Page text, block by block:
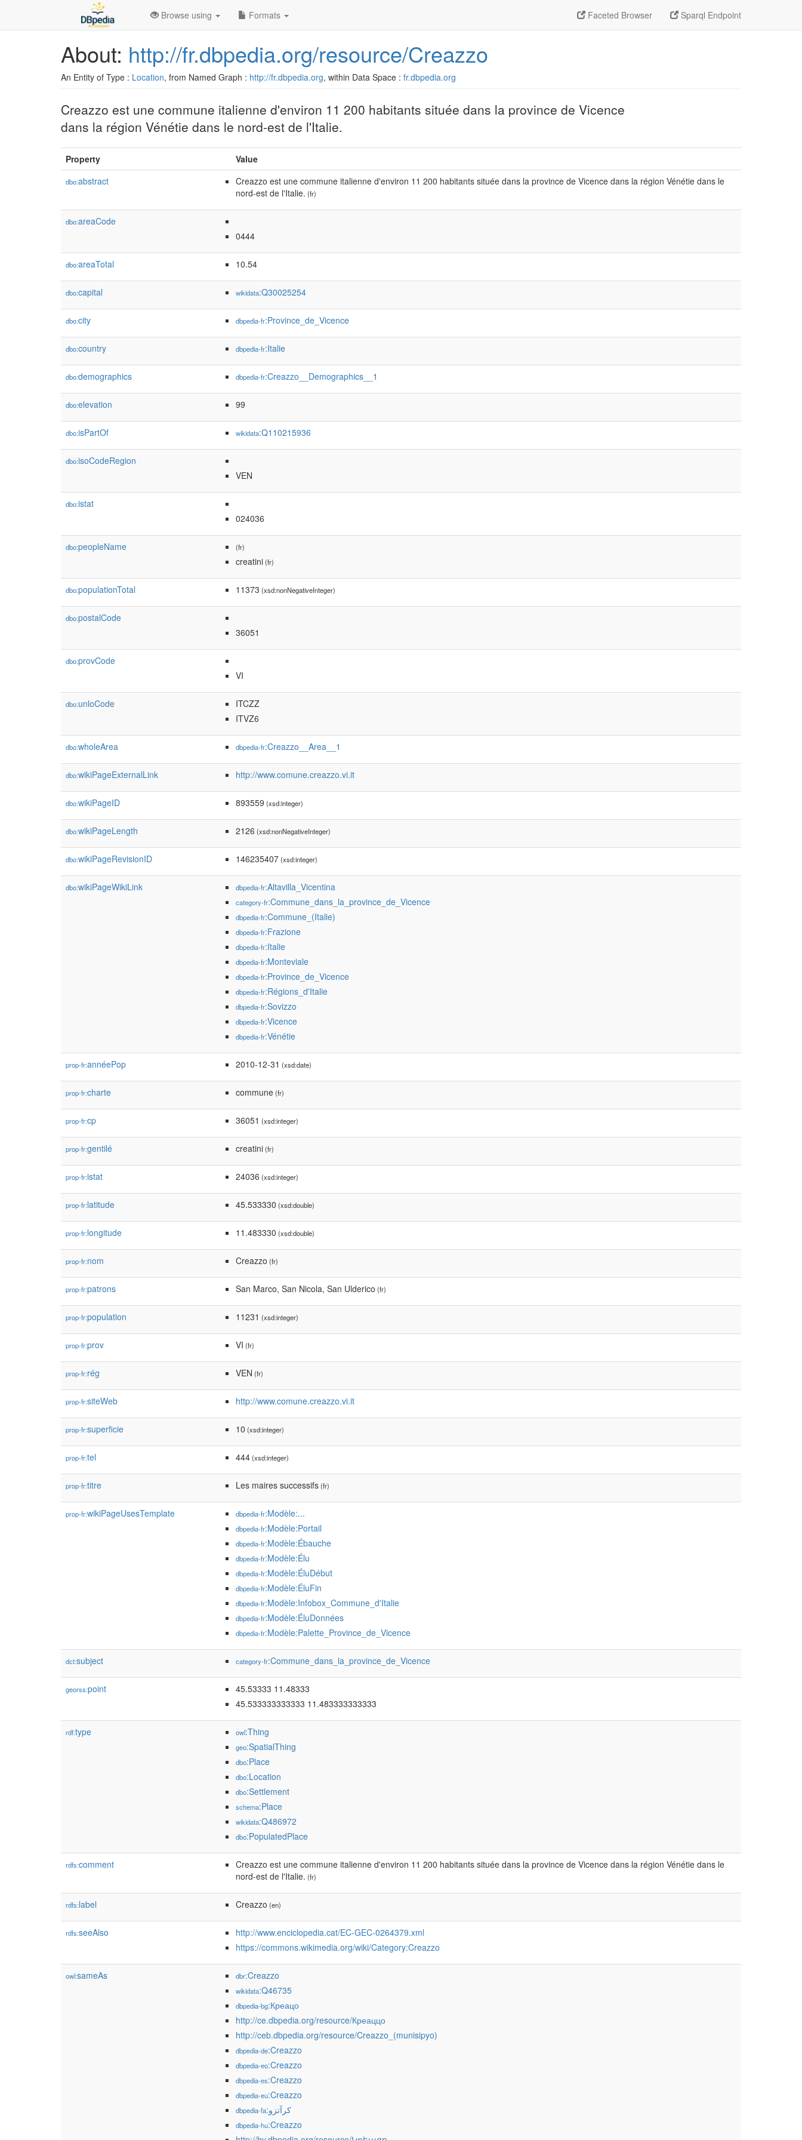
Faceted Browser Sparql Endpoint
Browse using Formats
About: http://fr.dbpedia.org/resource/Creazzo
An Entity of Type : Location, from Named Graph : http://fr.dbpedia.org, within Data Space : fr.dbpedia.org
Creazzo est une commune italienne d'environ 11 200 habitants située dans la province de Vicence
dans la région Vénétie dans le nord-est de l'Italie.
Property Value
dbo:abstract
Creazzo est une commune italienne d'environ 11 200 habitants située dans la province de Vicence dans la région Vénétie dans le
nord-est de l'Italie. (fr)
dbo:areaCode
0444
dbo:areaTotal 10.54
dbo:capital wikidata:Q30025254
dbo:city dbpedia-fr:Province_de_Vicence
dbo:country dbpedia-fr:Italie
dbo:demographics dbpedia-fr:Creazzo__Demographics__1
dbo:elevation 99
dbo:isPartOf wikidata:Q110215936
dbo:isoCodeRegion
VEN
dbo:istat
024036
dbo:peopleName (fr)
creatini(fr)
dbo:populationTotal 11373 (xsd:nonNegativeInteger)
dbo:postalCode
36051
dbo:provCode
VI
dbo:unloCode
ITCZZ
ITVZ6
dbo:wholeArea dbpedia-fr:Creazzo__Area__1
dbo:wikiPageExternalLink http://www.comune.creazzo.vi.it
dbo:wikiPageID 893559 (xsd:integer)
dbo:wikiPageLength 2126 (xsd:nonNegativeInteger)
dbo:wikiPageRevisionID 146235407(xsd:integer)
dbo:wikiPageWikiLink dbpedia-fr:Altavilla_Vicentina
category-fr:Commune_dans_la_province_de_Vicence
dbpedia-fr:Commune_(Italie)
dbpedia-fr:Frazione
dbpedia-fr:Italie
dbpedia-fr:Monteviale
dbpedia-fr:Province_de_Vicence
dbpedia-fr:Régions_d'Italie
dbpedia-fr:Sovizzo
dbpedia-fr:Vicence
dbpedia-fr:Vénétie
prop-fr:annéePop 2010-12-31 (xsd:date)
prop-fr:charte commune(fr)
prop-fr:cp 36051 (xsd:integer)
prop-fr:gentilé creatini(fr)
prop-fr:istat 24036 (xsd:integer)
prop-fr:latitude 45.533330 (xsd:double)
prop-fr:longitude 11.483330 (xsd:double)
prop-fr:nom Creazzo (fr)
prop-fr:patrons San Marco, San Nicola, San Ulderico (fr)
prop-fr:population 11231 (xsd:integer)
prop-fr:prov VI (fr)
prop-fr:rég VEN (fr)
prop-fr:siteWeb http://www.comune.creazzo.vi.it
prop-fr:superficie 10 (xsd:integer)
prop-fr:tel 444(xsd:integer)
prop-fr:titre Les maires successifs(fr)
prop-fr:wikiPageUsesTemplate dbpedia-fr:Modèle:...
dbpedia-fr:Modèle:Portail
dbpedia-fr:Modèle:Ébauche
dbpedia-fr:Modèle:Élu
dbpedia-fr:Modèle:ÉluDébut
dbpedia-fr:Modèle:ÉluFin
dbpedia-fr:Modèle:Infobox_Commune_d'Italie
dbpedia-fr:Modèle:ÉluDonnées
dbpedia-fr:Modèle:Palette_Province_de_Vicence
dct:subject category-fr:Commune_dans_la_province_de_Vicence
georss:point
45.53333 11.48333
45.533333333333 11.483333333333
rdf:type owl:Thing
geo:SpatialThing
dbo:Place
dbo:Location
dbo:Settlement
schema:Place
wikidata:Q486972
dbo:PopulatedPlace
rdfs:comment
Creazzo est une commune italienne d'environ 11 200 habitants située dans la province de Vicence dans la région Vénétie dans le
nord-est de l'Italie. (fr)
rdfs:label Creazzo (en)
rdfs:seeAlso
http://www.enciclopedia.cat/EC-GEC-0264379.xml
https://commons.wikimedia.org/wiki/Category:Creazzo
owl:sameAs dbr:Creazzo
wikidata:Q46735
dbpedia-bg:Креацо
http://ce.dbpedia.org/resource/Креаццо
http://ceb.dbpedia.org/resource/Creazzo_(munisipyo)
dbpedia-de:Creazzo
dbpedia-eo:Creazzo
dbpedia-es:Creazzo
dbpedia-eu:Creazzo
dbpedia-fa :کرآتزو
dbpedia-hu:Creazzo